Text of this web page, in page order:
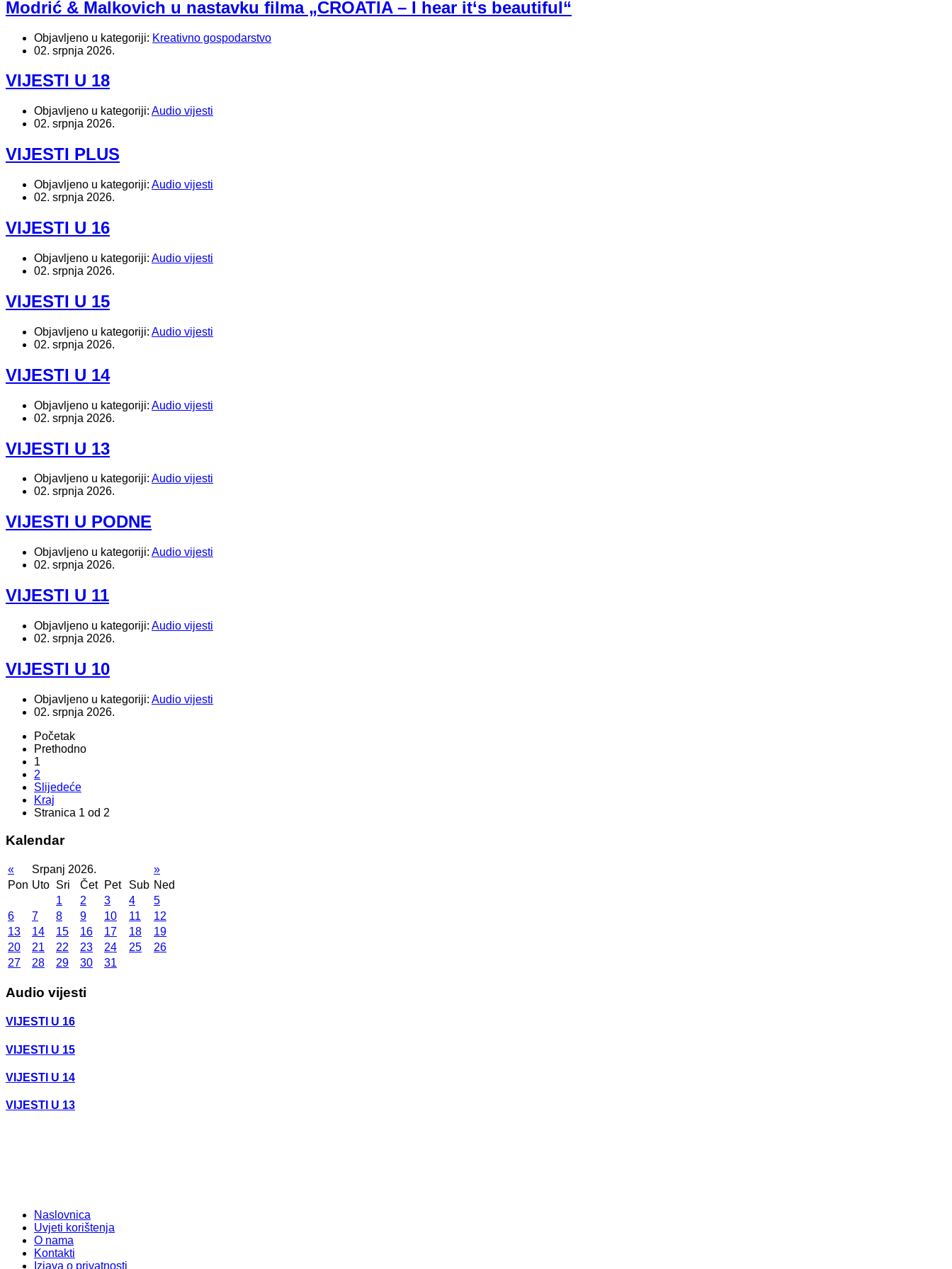
Modrić & Malkovich u nastavku filma „CROATIA – I hear it‘s beautiful“
Objavljeno u kategoriji: Kreativno gospodarstvo
02. srpnja 2026.
VIJESTI U 18
Objavljeno u kategoriji: Audio vijesti
02. srpnja 2026.
VIJESTI PLUS
Objavljeno u kategoriji: Audio vijesti
02. srpnja 2026.
VIJESTI U 16
Objavljeno u kategoriji: Audio vijesti
02. srpnja 2026.
VIJESTI U 15
Objavljeno u kategoriji: Audio vijesti
02. srpnja 2026.
VIJESTI U 14
Objavljeno u kategoriji: Audio vijesti
02. srpnja 2026.
VIJESTI U 13
Objavljeno u kategoriji: Audio vijesti
02. srpnja 2026.
VIJESTI U PODNE
Objavljeno u kategoriji: Audio vijesti
02. srpnja 2026.
VIJESTI U 11
Objavljeno u kategoriji: Audio vijesti
02. srpnja 2026.
VIJESTI U 10
Objavljeno u kategoriji: Audio vijesti
02. srpnja 2026.
Početak
Prethodno
1
2
Slijedeće
Kraj
Stranica 1 od 2
Kalendar
« Srpanj 2026.
»
Pon Uto Sri Čet Pet Sub Ned
1
2 3 4
5
6
7 8 9 10 11
12
13
14 15 16 17 18
19
20
21 22 23 24 25
26
27
28 29 30 31
Audio vijesti
VIJESTI U 16
VIJESTI U 15
VIJESTI U 14
VIJESTI U 13
Naslovnica
Uvjeti korištenja
O nama
Kontakti
Izjava o privatnosti